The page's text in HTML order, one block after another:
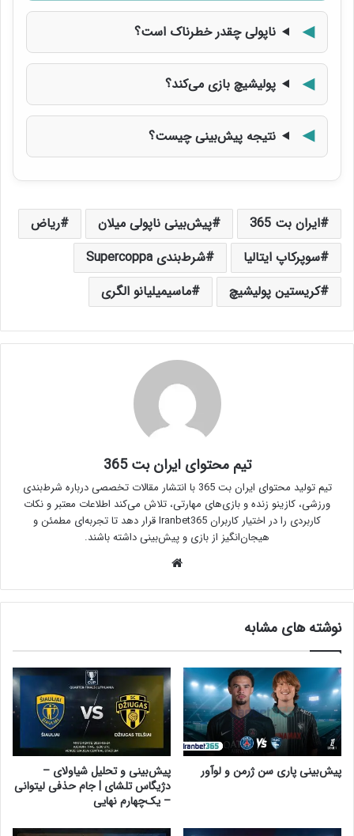
ناپولی چقدر خطرناک است؟
پولیشیچ بازی می‌کند؟
نتیجه پیش‌بینی چیست؟
ایران بت 365 پیش‌بینی ناپولی میلان
ریاض
سوپرکاپ ایتالیا
شرط‌بندی Supercoppa
کریستین پولیشیچ
ماسیمیلیانو الگری
تیم محتوای ایران بت 365
تیم تولید محتوای ایران بت 365 با انتشار مقالات تخصصی درباره شرط‌بندی
ورزشی، کازینو زنده و بازی‌های مهارتی، تلاش می‌کند اطلاعات معتبر و نکات
کاربردی را در اختیار کاربران Iranbet365 قرار دهد تا تجربه‌ای مطمئن و
هیجان‌انگیز از بازی و پیش‌بینی داشته باشند.
نوشته های مشابه
پیش‌بینی پاری سن ژرمن و لوآور
پیش‌بینی و تحلیل شیاولای –
دژیگاس تلشای | جام حذفی لیتوانی
– یک‌چهارم نهایی